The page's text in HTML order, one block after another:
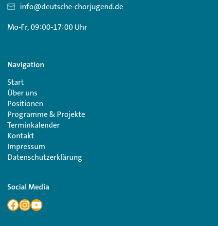
info@deutsche-chorjugend.de
Mo-Fr, 09:00-17:00 Uhr
Navigation
Start
Über uns
Positionen
Programme & Projekte
Terminkalender
Kontakt
Impressum
Datenschutzerklärung
Social Media